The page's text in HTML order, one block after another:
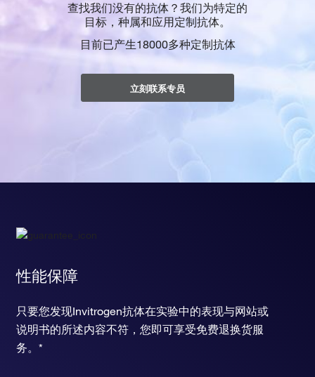
查找我们没有的抗体？我们为特定的
目标，种属和应用定制抗体。
目前已产生18000多种定制抗体
立刻联系专员
性能保障
只要您发现Invitrogen抗体在实验中的表现与网站或
说明书的所述内容不符，您即可享受免费退换货服
务。*